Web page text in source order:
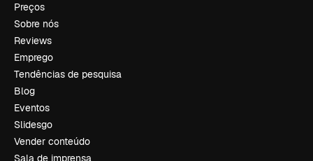
Preços
Sobre nós
Reviews
Emprego
Tendências de pesquisa
Blog
Eventos
Slidesgo
Vender conteúdo
Sala de imprensa